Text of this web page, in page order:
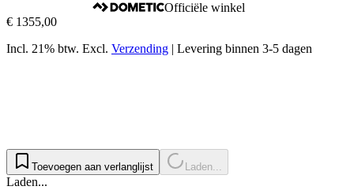
Officiële winkel
€ 1355,00
Incl. 21% btw. Excl. Verzending | Levering binnen 3-5 dagen
Toevoegen aan verlanglijst Laden...
Laden...